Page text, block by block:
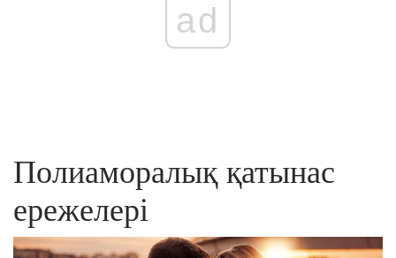
ad
Полиаморалық қатынас
ережелері